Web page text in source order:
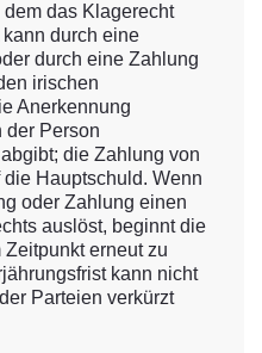
das Klagerecht
durch eine
durch eine Zahlung
irischen
Anerkennung
der Person
die Zahlung von
Hauptschuld. Wenn
oder Zahlung einen
auslöst, beginnt die
erneut zu
kann nicht
Parteien verkürzt